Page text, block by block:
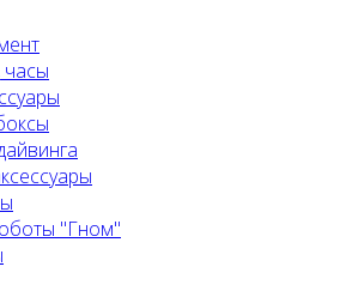
"Гном"